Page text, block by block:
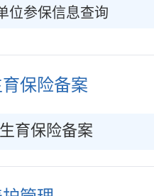
位参保信息查询
保险备案
育保险备案